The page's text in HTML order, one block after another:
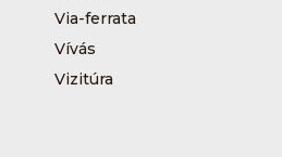
Via-ferrata
Vívás
Vizitúra